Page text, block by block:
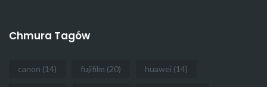
Chmura Tagów
canon (14) fujifilm (20) huawei (14)